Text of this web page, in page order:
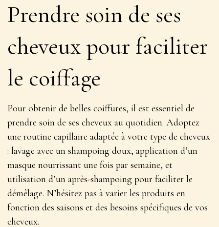
Prendre soin de ses
cheveux pour faciliter
le coiffage
Pour obtenir de belles coiffures, il est essentiel de
prendre soin de ses cheveux au quotidien. Adoptez
une routine capillaire adaptée à votre type de cheveux
: lavage avec un shampoing doux, application d’un
masque nourrissant une fois par semaine, et
utilisation d’un après-shampoing pour faciliter le
démêlage. N’hésitez pas à varier les produits en
fonction des saisons et des besoins spécifiques de vos
cheveux.